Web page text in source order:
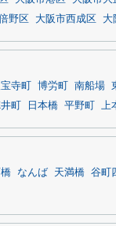
野区 大阪市西成区 大
寺町 博労町 南船場
町 日本橋 平野町 上
なんば 天満橋 谷町